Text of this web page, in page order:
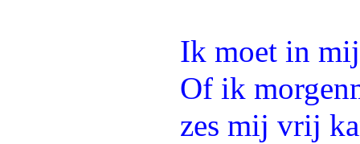
Ik moet in
Of ik
zes mij vrij